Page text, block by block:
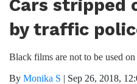
Cars stripped
by traffic
Black films are not to be used on
By Monika S | Sep 26, 2018,